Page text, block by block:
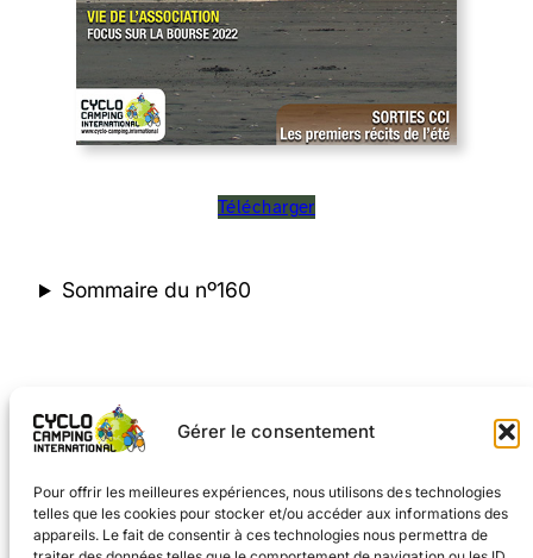
Gérer le consentement
Pour offrir les meilleures expériences, nous utilisons des technologies
telles que les cookies pour stocker et/ou accéder aux informations des
appareils. Le fait de consentir à ces technologies nous permettra de
Télécharger
Sommaire du nº160
Numéros plus récents
2 3 4 5 6 7 8 9 10 … 45